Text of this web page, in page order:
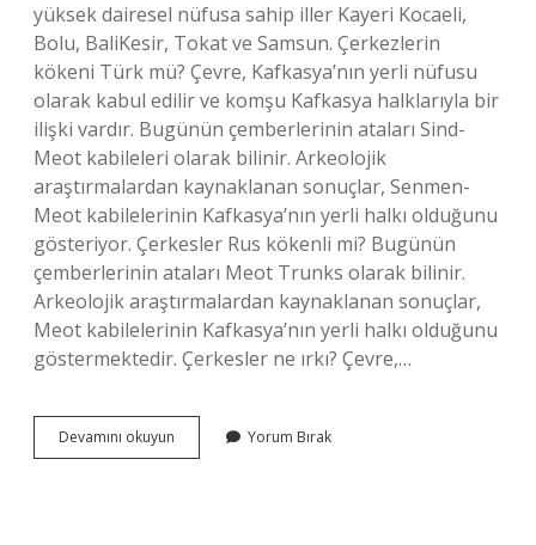
yüksek dairesel nüfusa sahip iller Kayeri Kocaeli,
Bolu, BaliKesir, Tokat ve Samsun. Çerkezlerin
kökeni Türk mü? Çevre, Kafkasya’nın yerli nüfusu
olarak kabul edilir ve komşu Kafkasya halklarıyla bir
ilişki vardır. Bugünün çemberlerinin ataları Sind-
Meot kabileleri olarak bilinir. Arkeolojik
araştırmalardan kaynaklanan sonuçlar, Senmen-
Meot kabilelerinin Kafkasya’nın yerli halkı olduğunu
gösteriyor. Çerkesler Rus kökenli mi? Bugünün
çemberlerinin ataları Meot Trunks olarak bilinir.
Arkeolojik araştırmalardan kaynaklanan sonuçlar,
Meot kabilelerinin Kafkasya’nın yerli halkı olduğunu
göstermektedir. Çerkesler ne ırkı? Çevre,…
Devamını okuyun Çerkesler
Nerelere
Yorum Bırak